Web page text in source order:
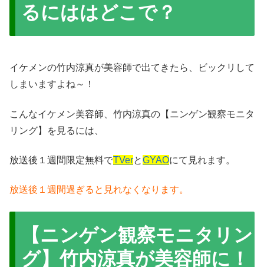
るにははどこで？
イケメンの竹内涼真が美容師で出てきたら、ビックリして
しまいますよね～！
こんなイケメン美容師、竹内涼真の【ニンゲン観察モニタ
リング】を見るには、
放送後１週間限定無料でTVerとGYAOにて見れます。
放送後１週間過ぎると見れなくなります。
【ニンゲン観察モニタリン
グ】竹内涼真が美容師に！